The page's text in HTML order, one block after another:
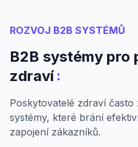
ROZVOJ B2B SYSTÉMŮ
B2B systémy pro
zdraví :
Poskytovatelé zdraví
systémy, které brání
zapojení zákazníků.